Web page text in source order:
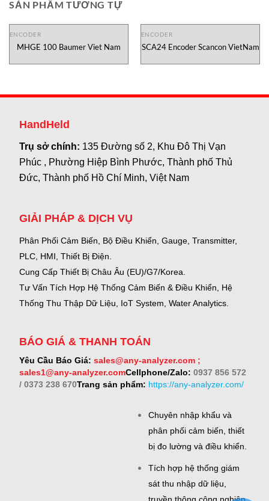
SẢN PHẨM TƯƠNG TỰ
ENCODER
MHGE 100 Baumer Viet Nam
ENCODER
SCA24 Encoder Scancon VietNam
HandHeld
Trụ sở chính: 135 Đường số 2, Khu Đô Thị Vạn
Phúc , Phường Hiệp Bình Phước, Thành phố Thủ
Đức, Thành phố Hồ Chí Minh, Việt Nam
GIẢI PHÁP & DỊCH VỤ
Phân Phối Cảm Biến, Bộ Điều Khiển, Gauge, Transmitter,
PLC, HMI, Thiết Bị Điện.
Cung Cấp Thiết Bị Châu Âu (EU)/G7/Korea.
Tư Vấn Tích Hợp Hệ Thống Cảm Biến & Điều Khiển, Hệ
Thống Thu Thập Dữ Liệu, IoT System, Water Analytics.
BÁO GIÁ & THANH TOÁN
Yêu Cầu Báo Giá: sales@any-analyzer.com ;
sales1@any-analyzer.comCellphone/Zalo: 0937 856 572
/ 0373 238 670Trang sản phẩm: https://any-analyzer.com/
Chuyên nhập khẩu và
phân phối cảm biến, thiết
bị đo lường và điều khiển.
Tích hợp hệ thống giám
sát thu nhập dữ liệu,
truyền thông công nghiệp.